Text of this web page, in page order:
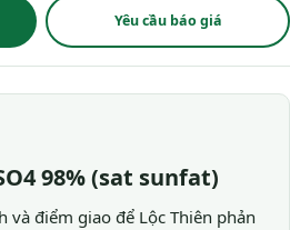
Yêu cầu báo giá
98% (sat sunfat)
và điểm giao để Lộc Thiên phản